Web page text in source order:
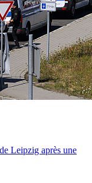
Leipzig après une